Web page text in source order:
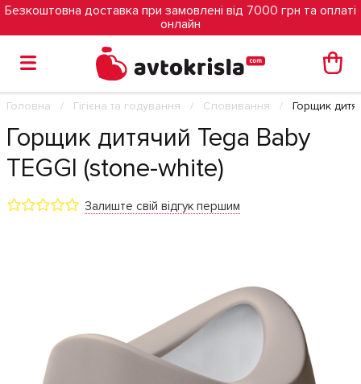
Безкоштовна доставка при замовлені від 7000 грн та оплаті
онлайн
Головна Гігієна та годування Сповивання Горщик
Горщик дитячий Tega Baby
TEGGI (stone-white)
Залиште свій відгук першим